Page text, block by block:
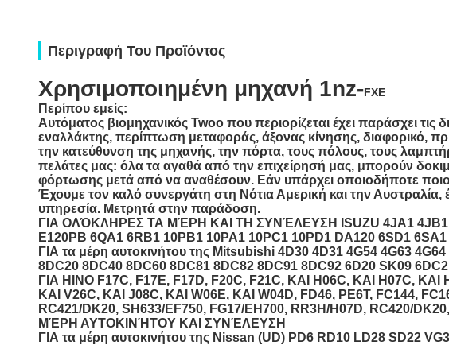
Περιγραφή Του Προϊόντος
Χρησιμοποιημένη μηχανή 1nz-FXE
Περίπου εμείς:
Αυτόματος βιομηχανικός Twoo που περιορίζεται έχει παράσχει τις
εναλλάκτης, περίπτωση μεταφοράς, άξονας κίνησης, διαφορικό,
την κατεύθυνση της μηχανής, την πόρτα, τους πόλους, τους
πελάτες μας: όλα τα αγαθά από την επιχείρησή μας, μπορούν
φόρτωσης μετά από να αναθέσουν. Εάν υπάρχει οποιοδήποτε
Έχουμε τον καλό συνεργάτη στη Νότια Αμερική και την
υπηρεσία. Μετρητά στην παράδοση.
ΓΙΑ ΟΛΌΚΛΗΡΕΣ ΤΑ ΜΈΡΗ ΚΑΙ ΤΗ ΣΥΝΈΛΕΥΣΗ ISUZU 4JA1 4JB1
E120PB 6QA1 6RB1 10PB1 10PA1 10PC1 10PD1 DA120 6SD1
ΓΙΑ τα μέρη αυτοκινήτου της Mitsubishi 4D30 4D31 4G54 4G63
8DC20 8DC40 8DC60 8DC81 8DC82 8DC91 8DC92 6D20 SK09
ΓΙΑ HINO F17C, F17E, F17D, F20C, F21C, ΚΑΙ H06C, ΚΑΙ H07C,
ΚΑΙ V26C, ΚΑΙ J08C, ΚΑΙ W06E, ΚΑΙ W04D, FD46, PE6T, FC144,
RC421/DK20, SH633/EF750, FG17/EH700, RR3H/H07D, RC420/
ΜΈΡΗ ΑΥΤΟΚΙΝΉΤΟΥ ΚΑΙ ΣΥΝΈΛΕΥΣΗ
ΓΙΑ τα μέρη αυτοκινήτου της Nissan (UD) PD6 RD10 LD28 SD22